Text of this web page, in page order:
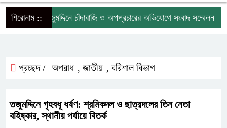
শিরোনাম ::তজুমদ্দিনে চাঁদাবাজি ও অপপ্রচারের অভিযোগে সংবাদ সম্মেলন
প্রচ্ছদ / অপরাধ , জাতীয় , বরিশাল বিভাগ
তজুমদ্দিনে গৃহবধূ ধর্ষণ: শ্রমিকদল ও ছাত্রদলের তিন নেতা
বহিষ্কার, স্থানীয় পর্যায়ে বিতর্ক